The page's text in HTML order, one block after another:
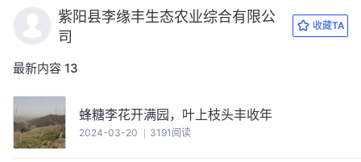
紫阳县李缘丰生态农业综合有限公
司
收藏TA
最新内容 13
蜂糖李花开满园，叶上枝头丰收年
2024-03-20 3191阅读